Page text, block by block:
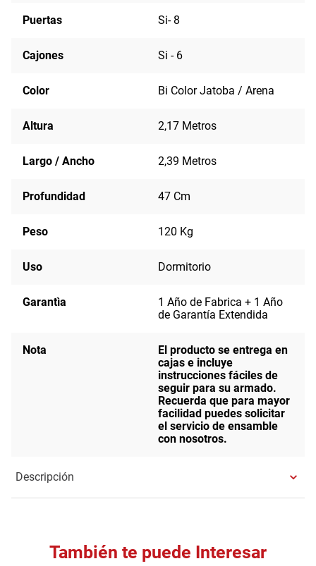
Puertas Si- 8
Cajones Si - 6
Color Bi Color Jatoba / Arena
Altura 2,17 Metros
Largo / Ancho 2,39 Metros
Profundidad 47 Cm
Peso 120 Kg
Uso Dormitorio
Garantìa
1 Año de Fabrica + 1 Año
de Garantía Extendida
Nota
El producto se entrega en
cajas e incluye
instrucciones fáciles de
seguir para su armado.
Recuerda que para mayor
facilidad puedes solicitar
el servicio de ensamble
con nosotros.
Descripción
También te puede Interesar